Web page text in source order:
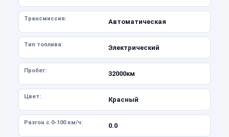
Трансмиссия: Автоматическая
Тип топлива: Электрический
Пробег: 32000км
Цвет: Красный
Разгон с 0-100 км/ч: 0.0